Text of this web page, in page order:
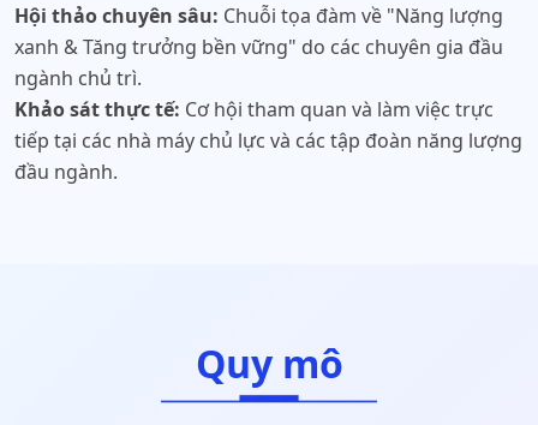
Hội thảo chuyên sâu: Chuỗi tọa đàm về "Năng lượng
xanh & Tăng trưởng bền vững" do các chuyên gia đầu
ngành chủ trì.
Khảo sát thực tế: Cơ hội tham quan và làm việc trực
tiếp tại các nhà máy chủ lực và các tập đoàn năng lượng
đầu ngành.
Quy mô